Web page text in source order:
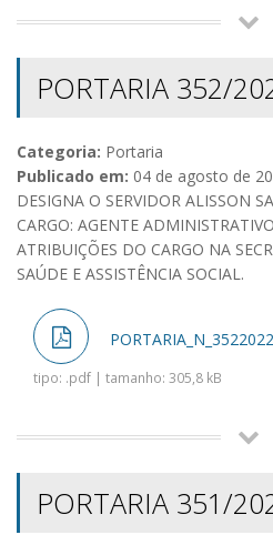
PORTARIA 352/
Categoria: Portaria
Publicado em: 04 de agosto de
DESIGNA O SERVIDOR ALISSON
CARGO: AGENTE
ATRIBUIÇÕES DO CARGO NA
SAÚDE E ASSISTÊNCIA SOCIAL.
tipo: .pdf | tamanho: 305,8 kB
PORTARIA 351/